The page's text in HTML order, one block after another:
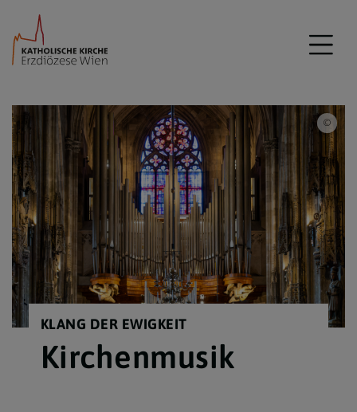
KLANG DER EWIGKEIT
Kirchenmusik